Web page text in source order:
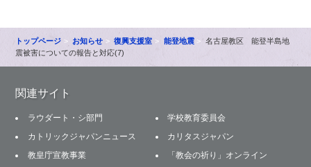
トップページ お知らせ 復興支援室 能登地震
名古屋教区 能登半島地
震被害についての報告と対応(7)
関連サイト
ラウダート・シ部門
学校教育委員会
カトリックジャパンニュース
カリタスジャパン
教皇庁宣教事業
「教会の祈り」オンライン